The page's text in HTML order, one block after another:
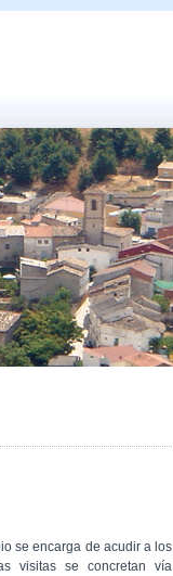
se encarga de acudir a los
visitas se concretan vía